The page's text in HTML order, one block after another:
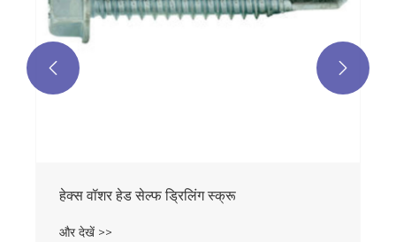
हेक्स वॉशर हेड सेल्फ ड्रिलिंग स्क्रू
और देखें >>
 